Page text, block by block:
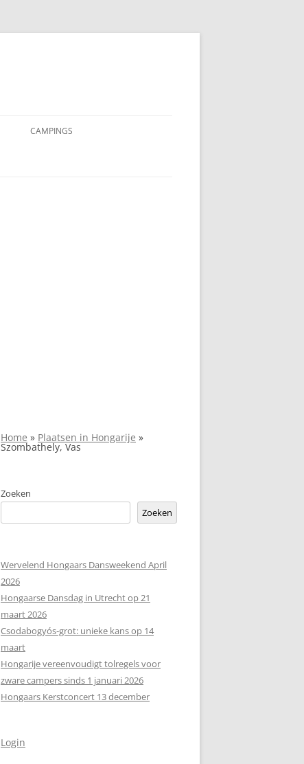
CAMPINGS
Home » Plaatsen in Hongarije »
Szombathely, Vas
Zoeken
Zoeken
Wervelend Hongaars Dansweekend April
2026
Hongaarse Dansdag in Utrecht op 21
maart 2026
Csodabogyós‑grot: unieke kans op 14
maart
Hongarije vereenvoudigt tolregels voor
zware campers sinds 1 januari 2026
Hongaars Kerstconcert 13 december
Login